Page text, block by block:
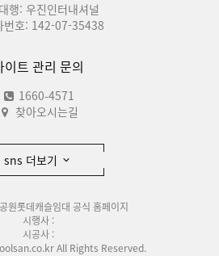
행: 우진인터내셔널
번호: 142-07-35438
이트 관리 문의
1660-4571
찾아오시는길
sns 더보기
원롯데캐슬임대 공식 홈페이지
시행사 :
시공사 :
All Rights Reserved.